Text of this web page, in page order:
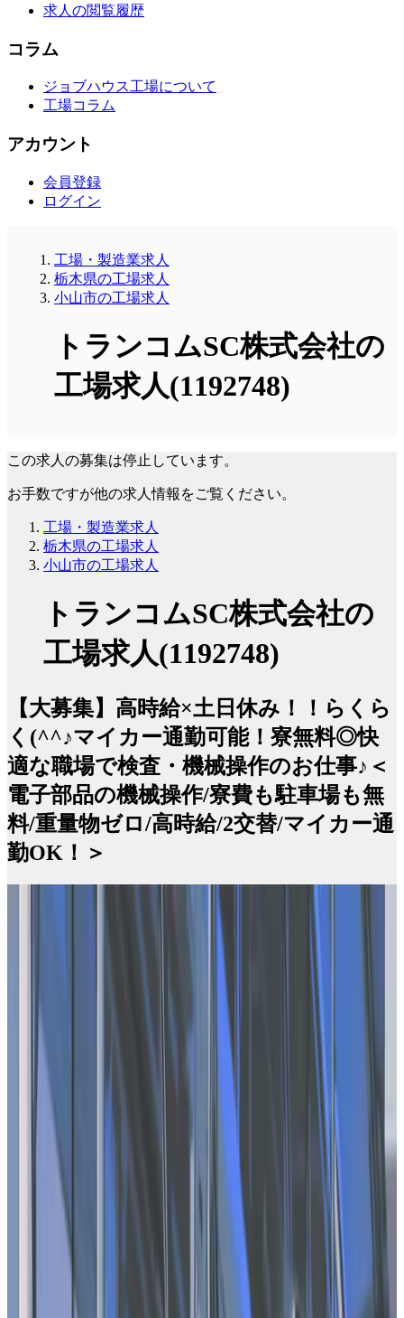
求人の閲覧履歴
コラム
ジョブハウス工場について
工場コラム
アカウント
会員登録
ログイン
工場・製造業求人
栃木県の工場求人
小山市の工場求人
トランコムSC株式会社の
工場求人(1192748)
この求人の募集は停止しています。
お手数ですが他の求人情報をご覧ください。
工場・製造業求人
栃木県の工場求人
小山市の工場求人
トランコムSC株式会社の
工場求人(1192748)
【大募集】高時給×土日休み！！らくら
く(^^♪マイカー通勤可能！寮無料◎快
適な職場で検査・機械操作のお仕事♪＜
電子部品の機械操作/寮費も駐車場も無
料/重量物ゼロ/高時給/2交替/マイカー通
勤OK！＞